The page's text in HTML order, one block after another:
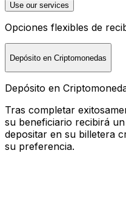
Use our services
Opciones flexibles de
Depósito en Criptomonedas
Depósito en
Tras completar
su beneficiario recibirá
depositar en su billetera
su preferencia.